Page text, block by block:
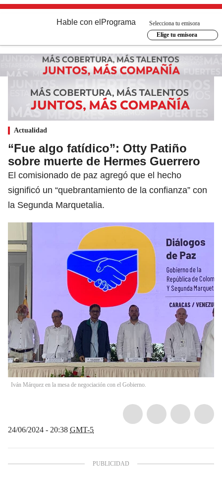
Hable con el Programa
Selecciona tu emisora
Elige tu emisora
Actualidad
“Fue algo fatídico”: Otty Patiño
sobre muerte de Hermes Guerrero
El comisionado de paz agregó que el hecho
significó un “quebrantamiento de la confianza” con
la Segunda Marquetalia.
Iván Márquez en la mesa de negociación con el Gobierno.
24/06/2024 - 20:38 GMT-5